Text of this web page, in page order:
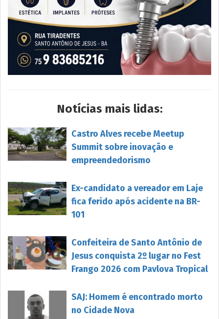
Notícias mais lidas:
Castro Alves recebe Meetup
Summit sobre inovação e
empreendedorismo
Ex-candidato a vereador em Laje
fica ferido após acidente na BR-
101
Confeiteira de Santo Antônio de
Jesus conquista 2º lugar no Fest
Frango 2026 com Pavlova Tropical
SAJ: Homem é encontrado morto
no Cidade Nova